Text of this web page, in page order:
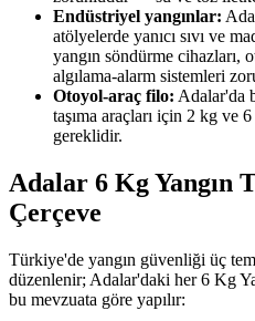
Endüstriyel yangınlar:
atölyelerde yanıcı sıvı ve
yangın söndürme cihazları,
algılama-alarm sistemleri
Otoyol-araç filo: Adalar'da
taşıma araçları için 2 kg ve
gereklidir.
Adalar 6 Kg Yangın
Çerçeve
Türkiye'de yangın güvenliği üç
düzenlenir; Adalar'daki her 6 Kg
bu mevzuata göre yapılır: